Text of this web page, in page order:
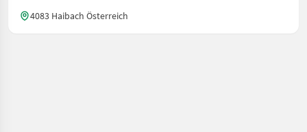
4083 Haibach Österreich